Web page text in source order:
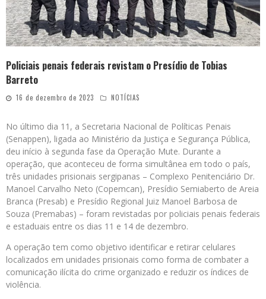
Policiais penais federais revistam o Presídio de Tobias
Barreto
16 de dezembro de 2023 NOTÍCIAS
No último dia 11, a Secretaria Nacional de Políticas Penais
(Senappen), ligada ao Ministério da Justiça e Segurança Pública,
deu início à segunda fase da Operação Mute. Durante a
operação, que aconteceu de forma simultânea em todo o país,
três unidades prisionais sergipanas – Complexo Penitenciário Dr.
Manoel Carvalho Neto (Copemcan), Presídio Semiaberto de Areia
Branca (Presab) e Presídio Regional Juiz Manoel Barbosa de
Souza (Premabas) – foram revistadas por policiais penais federais
e estaduais entre os dias 11 e 14 de dezembro.
A operação tem como objetivo identificar e retirar celulares
localizados em unidades prisionais como forma de combater a
comunicação ilícita do crime organizado e reduzir os índices de
violência.